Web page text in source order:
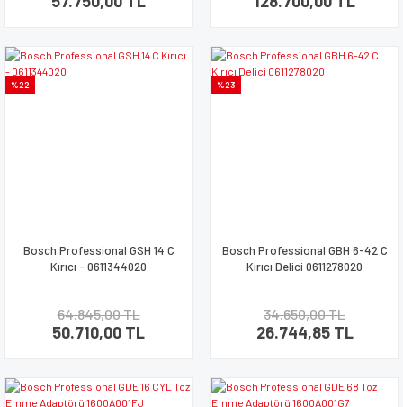
%22
Bosch Professional GSH 14 C
Kırıcı - 0611344020
64.845,00 TL
50.710,00 TL
%23
Bosch Professional GBH 6-42 C
Kırıcı Delici 0611278020
34.650,00 TL
26.744,85 TL